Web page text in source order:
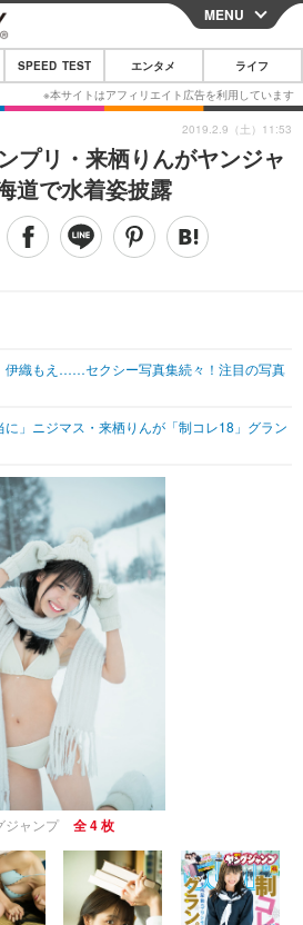
CLOSE
スマートフォン
その他
映画・ドラマ
その他
MENU
SPEED TEST エンタメ ライフ
プリ・来栖りんがヤンジャ
道で水着姿披露
伊織もえ……セクシー写真集続々！注目の写真
に」ニジマス・来栖りんが「制コレ18」グラン
2019.2.9（土）11:53
ジャンプ 全 4 枚